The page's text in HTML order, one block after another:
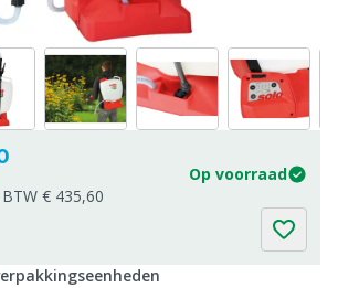
Op voorraad
€ 435,60